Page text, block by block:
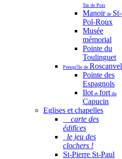
Tas de Pois
Manoirde St-
Pol-Roux
Musée
mémorial
Pointe du
Toulinguet
Presqu'île de Roscanvel
Pointe des
Espagnols
Ilot et fort du
Capucin
Eglises et chapelles
carte des
édifices
le jeu des
clochers !
St-Pierre St-Paul